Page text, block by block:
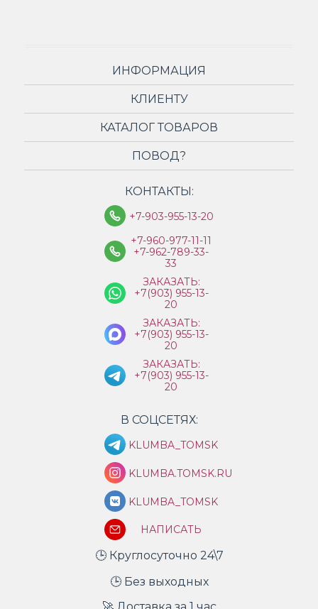
ИНФОРМАЦИЯ
КЛИЕНТУ
КАТАЛОГ ТОВАРОВ
ПОВОД?
КОНТАКТЫ:
+7-903-955-13-20
+7-960-977-11-11
+7-962-789-33-
33
ЗАКАЗАТЬ:
+7(903) 955-13-
20
ЗАКАЗАТЬ:
+7(903) 955-13-
20
ЗАКАЗАТЬ:
+7(903) 955-13-
20
В СОЦСЕТЯХ:
KLUMBA_TOMSK
KLUMBA.TOMSK.RU
KLUMBA_TOMSK
НАПИСАТЬ
🕒 Круглосуточно 24\7
🕒 Без выходных